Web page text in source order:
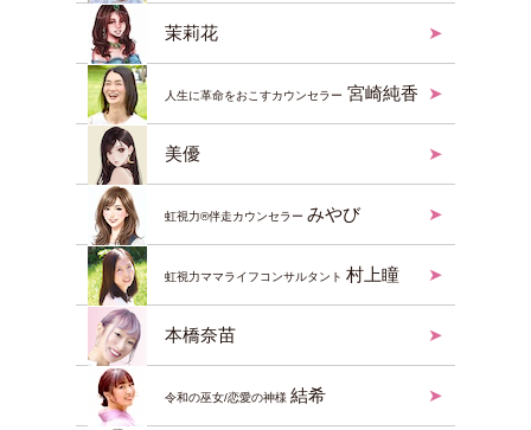
茉莉花
人生に革命をおこすカウンセラー 宮崎純香
美優
虹視力®️伴走カウンセラー みやび
虹視力ママライフコンサルタント 村上瞳
本橋奈苗
令和の巫女/恋愛の神様 結希